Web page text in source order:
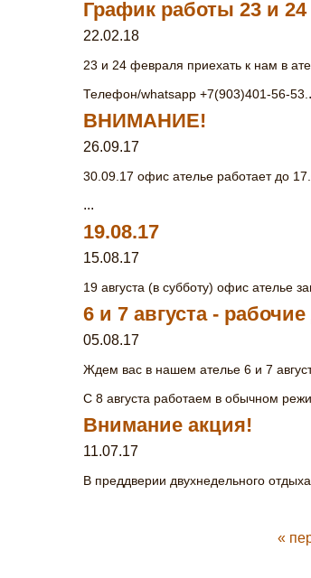
График работы 23 и
22.02.18
23 и 24 февраля приехать к нам в
Телефон/whatsapp +7(903)401-56-53.
ВНИМАНИЕ!
26.09.17
30.09.17 офис ателье работает до
...
19.08.17
15.08.17
19 августа (в субботу) офис ателье
6 и 7 августа -
05.08.17
Ждем вас в нашем ателье 6 и 7
С 8 августа работаем в обычном
Внимание акция!
11.07.17
В преддверии двухнедельного
«